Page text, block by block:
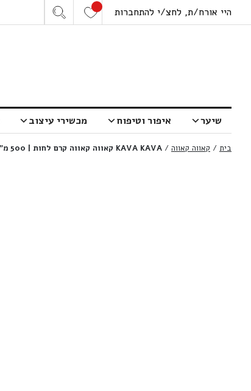
היי אורח/ת, לחצ/י להתחברות
שיער איפור וטיפוח מכשירי עיצוב
בית / קאווה קאווה / KAVA KAVA קאווה קאווה קרם לחות | 500 מ”ל